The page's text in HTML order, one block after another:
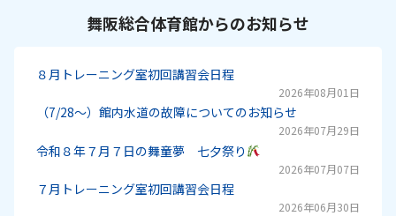
舞阪総合体育館からのお知らせ
８月トレーニング室初回講習会日程
2026年08月01日
（7/28～）館内水道の故障についてのお知らせ
2026年07月29日
令和８年７月７日の舞童夢 七夕祭り
2026年07月07日
７月トレーニング室初回講習会日程
2026年06月30日